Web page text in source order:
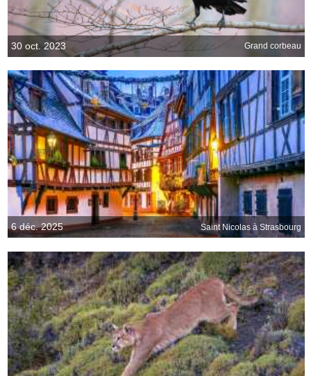
30 oct. 2023 Grand corbeau
6 déc. 2025 Saint Nicolas à Strasbourg